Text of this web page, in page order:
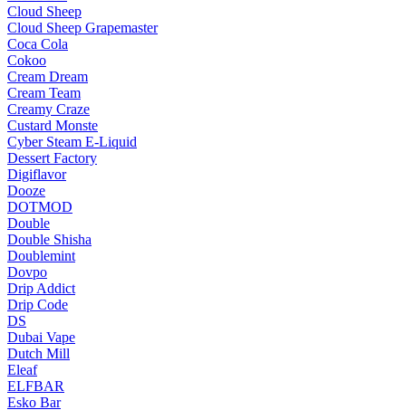
Cloud Sheep
Cloud Sheep Grapemaster
Coca Cola
Cokoo
Cream Dream
Cream Team
Creamy Craze
Custard Monste
Cyber Steam E-Liquid
Dessert Factory
Digiflavor
Dooze
DOTMOD
Double
Double Shisha
Doublemint
Dovpo
Drip Addict
Drip Code
DS
Dubai Vape
Dutch Mill
Eleaf
ELFBAR
Esko Bar